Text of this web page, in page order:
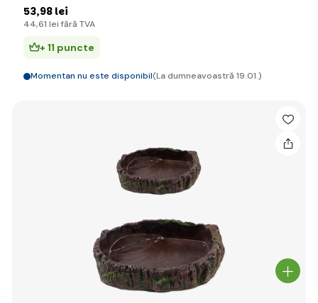
53,98 lei
44,61 lei fără TVA
+ 11 puncte
Momentan nu este disponibil(La dumneavoastră 19.01.)